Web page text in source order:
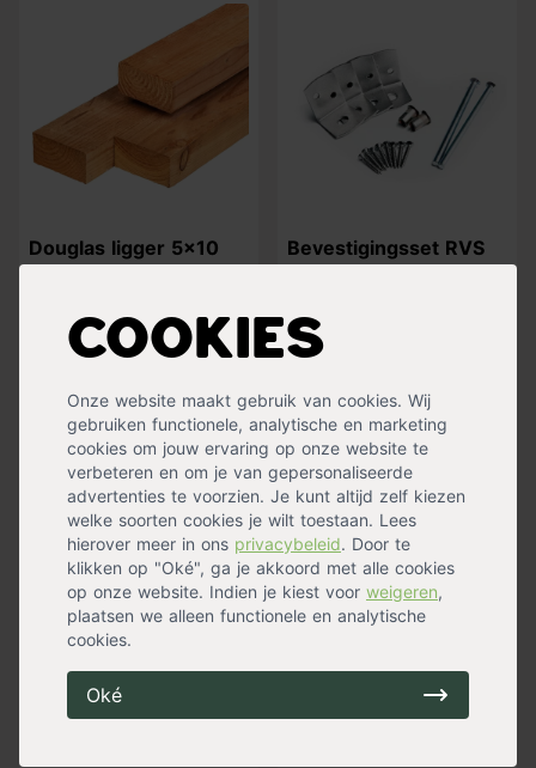
Cookies
Onze website maakt gebruik van cookies. Wij
gebruiken functionele, analytische en marketing
cookies om jouw ervaring op onze website te
verbeteren en om je van gepersonaliseerde
advertenties te voorzien. Je kunt altijd zelf kiezen
welke soorten cookies je wilt toestaan. Lees
hierover meer in ons privacybeleid. Door te
klikken op "Oké", ga je akkoord met alle cookies
op onze website. Indien je kiest voor weigeren,
plaatsen we alleen functionele en analytische
cookies.
Oké
Douglas ligger 5x10
14,99
werkdagen
Bevestigingsset RVS
4,99
werkdagen
Bevestigingsset RVS
voor betonpalen
Douglas Zweeds
rabatdeel zwart 19,5